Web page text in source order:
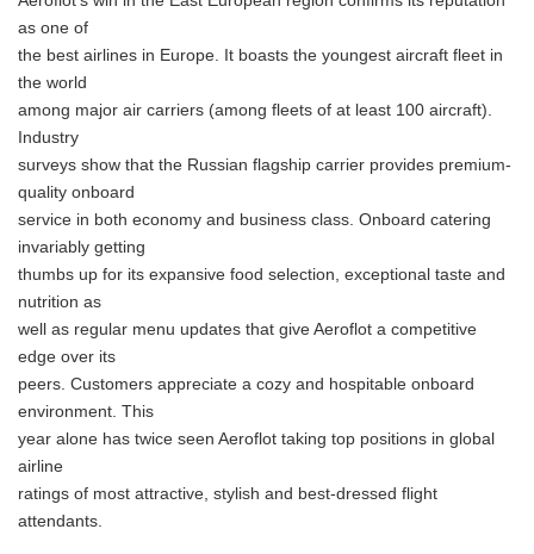
as one of
the best airlines in Europe. It boasts the youngest aircraft fleet in
the world
among major air carriers (among fleets of at least 100 aircraft).
Industry
surveys show that the Russian flagship carrier provides premium-
quality onboard
service in both economy and business class. Onboard catering
invariably getting
thumbs up for its expansive food selection, exceptional taste and
nutrition as
well as regular menu updates that give Aeroflot a competitive
edge over its
peers. Customers appreciate a cozy and hospitable onboard
environment. This
year alone has twice seen Aeroflot taking top positions in global
airline
ratings of most attractive, stylish and best-dressed flight
attendants.